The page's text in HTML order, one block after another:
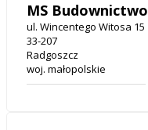
MS Budownictwo
ul. Wincentego Witosa 15
33-207
Radgoszcz
woj. małopolskie